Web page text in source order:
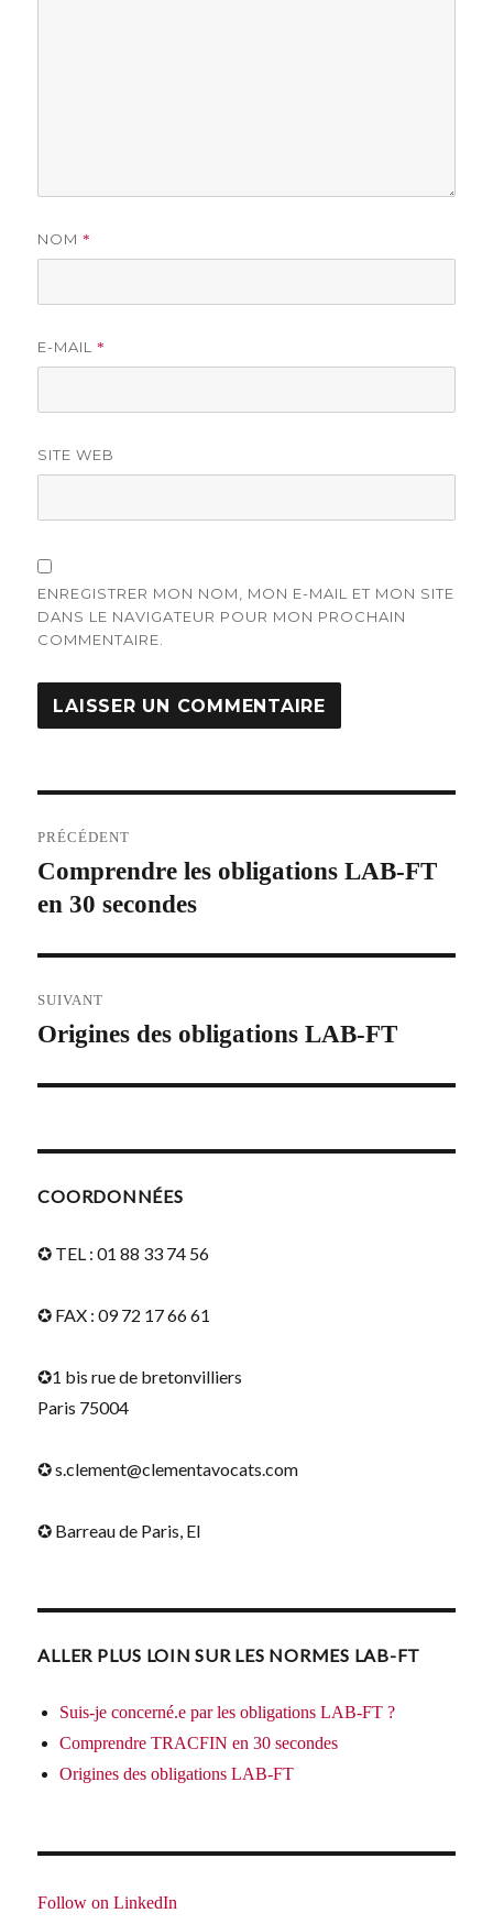
NOM*
E-MAIL*
SITE WEB
ENREGISTRER MON NOM, MON E-MAIL ET MON SITE
DANS LE NAVIGATEUR POUR MON PROCHAIN
COMMENTAIRE.
de
l’article
PRÉCÉDENT
Article
précédent :
Comprendre les obligations LAB-FT
en 30 secondes
SUIVANT
Article
Origines des obligations LAB-FT
COORDONNÉES
✪ TEL : 01 88 33 74 56
✪ FAX : 09 72 17 66 61
✪1 bis rue de bretonvilliers
Paris 75004
✪ s.clement@clementavocats.com
✪ Barreau de Paris, EI
ALLER PLUS LOIN SUR LES NORMES LAB-FT
Suis-je concerné.e par les obligations LAB-FT ?
Comprendre TRACFIN en 30 secondes
Origines des obligations LAB-FT
Follow on LinkedIn